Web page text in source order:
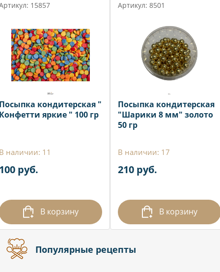
15857
кондитерская "
яркие " 100 гр
наличии: 11
руб.
В корзину
Артикул: 8501
Посыпка кондитерская
"Шарики 8 мм" золото
50 гр
В наличии: 17
210 руб.
В корзину
Популярные рецепты